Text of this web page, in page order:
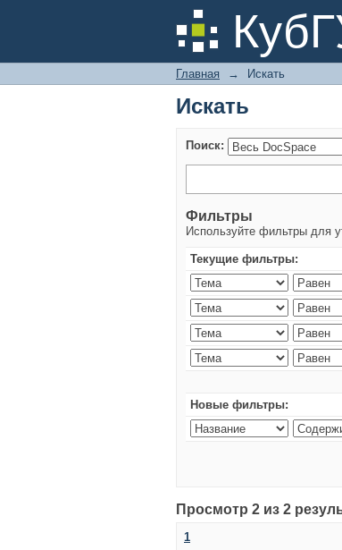
Искать
Главная → Искать
Искать
Поиск:
Фильтры
Используйте фильтры для
Текущие фильтры:
Новые фильтры:
Просмотр 2 из 2
1